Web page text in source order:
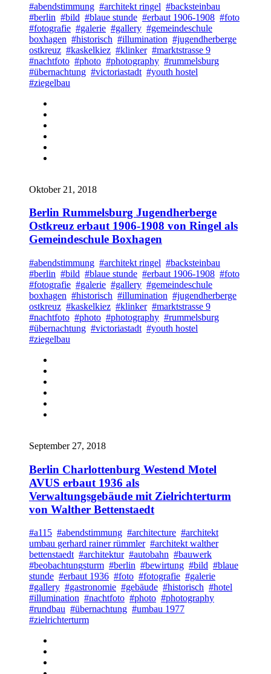
#abendstimmung #architekt ringel #backsteinbau
#berlin #bild #blaue stunde #erbaut 1906-1908 #foto
#fotografie #galerie #gallery #gemeindeschule
boxhagen #historisch #illumination #jugendherberge
ostkreuz #kaskelkiez #klinker #marktstrasse 9
#nachtfoto #photo #photography #rummelsburg
#übernachtung #victoriastadt #youth hostel
#ziegelbau
Oktober 21, 2018
Berlin Rummelsburg Jugendherberge
Ostkreuz erbaut 1906-1908 von Ringel als
Gemeindeschule Boxhagen
#abendstimmung #architekt ringel #backsteinbau
#berlin #bild #blaue stunde #erbaut 1906-1908 #foto
#fotografie #galerie #gallery #gemeindeschule
boxhagen #historisch #illumination #jugendherberge
ostkreuz #kaskelkiez #klinker #marktstrasse 9
#nachtfoto #photo #photography #rummelsburg
#übernachtung #victoriastadt #youth hostel
#ziegelbau
September 27, 2018
Berlin Charlottenburg Westend Motel
AVUS erbaut 1936 als
Verwaltungsgebäude mit Zielrichterturm
von Walther Bettenstaedt
#a115 #abendstimmung #architecture #architekt
umbau gerhard rainer rümmler #architekt walther
bettenstaedt #architektur #autobahn #bauwerk
#beobachtungsturm #berlin #bewirtung #bild #blaue
stunde #erbaut 1936 #foto #fotografie #galerie
#gallery #gastronomie #gebäude #historisch #hotel
#illumination #nachtfoto #photo #photography
#rundbau #übernachtung #umbau 1977
#zielrichterturm